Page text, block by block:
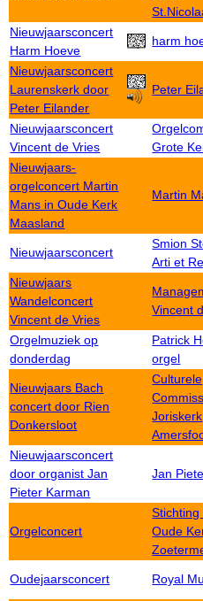
Nieuwjaarsconcert
Harm Hoeve
harm
Nieuwjaarsconcert
Laurenskerk door
Peter Eilander
Peter
Nieuwjaarsconcert
Vincent de Vries
Grote
Nieuwjaars-
orgelconcert Martin
Mans in Oude Kerk
Maasland
Martin
Nieuwjaarsconcert
Smion
Arti et
Nieuwjaars
Wandelconcert
Vincent de Vries
Vincent
Orgelmuziek op
donderdag
Patrick
orgel
Nieuwjaars Bach
concert door Rien
Donkersloot
Culturele
Joriskerk
Nieuwjaarsconcert
door organist Jan
Pieter Karman
Jan
Orgelconcert
Stichting
Oude
Oudejaarsconcert Royal